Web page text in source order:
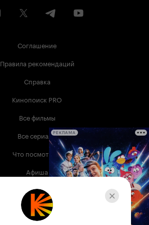
Соглашение
Правила рекомендаций
Справка
Кинопоиск PRO
Все фильмы
Все сериалы
Что посмотреть
Афиша
Музыка
Телепрограмма
РЕКЛАМА